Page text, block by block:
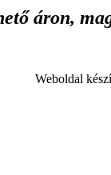
áron,
Weboldal